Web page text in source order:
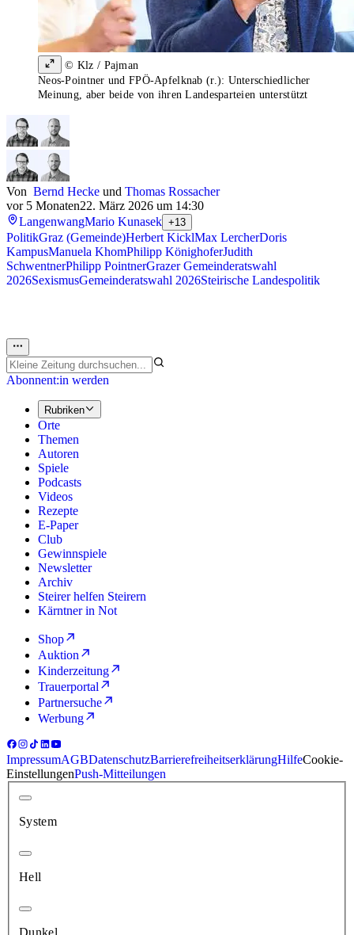
© Klz / Pajman
Neos-Pointner und FPÖ-Apfelknab (r.): Unterschiedlicher
Meinung, aber beide von ihren Landesparteien unterstützt
Von Bernd Hecke und Thomas Rossacher
vor 5 Monaten22. März 2026 um 14:30
LangenwangMario Kunasek +13
PolitikGraz (Gemeinde)Herbert KicklMax LercherDoris
KampusManuela KhomPhilipp KönighoferJudith
SchwentnerPhilipp PointnerGrazer Gemeinderatswahl
2026SexismusGemeinderatswahl 2026Steirische Landespolitik
Abonnent:in werden
Rubriken
Orte
Themen
Autoren
Spiele
Podcasts
Videos
Rezepte
E-Paper
Club
Gewinnspiele
Newsletter
Archiv
Steirer helfen Steirern
Kärntner in Not
Shop
Auktion
Kinderzeitung
Trauerportal
Partnersuche
Werbung
ImpressumAGBDatenschutzBarrierefreiheitserklärungHilfeCookie-
EinstellungenPush-Mitteilungen
System
Hell